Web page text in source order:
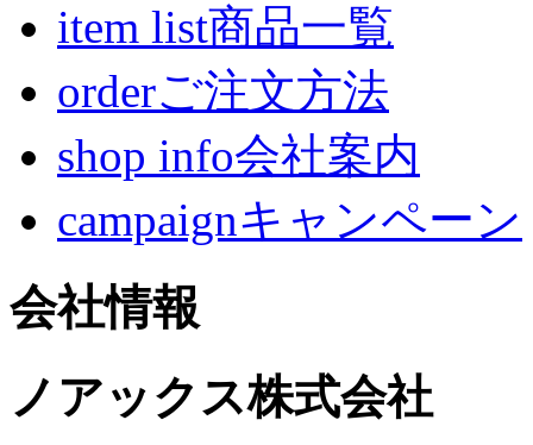
item list商品一覧
orderご注文方法
shop info会社案内
campaignキャンペーン
会社情報
ノアックス株式会社